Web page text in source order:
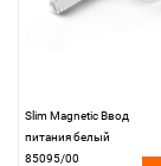
Slim Magnetic Ввод
питания белый
85095/00